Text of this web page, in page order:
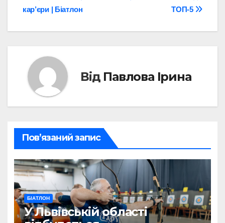
ТОП-5
кар’єри | Біатлон
Від Павлова Ірина
Пов’язаний запис
БІАТЛОН
У Львівській області